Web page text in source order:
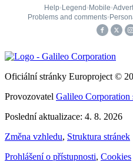
Oficiální stránky Europroject ©
Provozovatel Galileo Corporation
Poslední aktualizace: 4. 8. 2026
Změna vzhledu, Struktura stránek
Prohlášení o přístupnosti, Cookies